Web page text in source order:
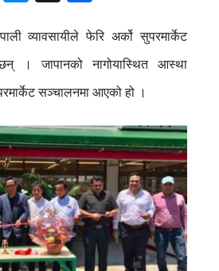
व्यावसायीले फेरि अर्को सुपरमार्केट
। जापानको नागोयास्थित आस्था
सञ्चालनमा आएको हो ।